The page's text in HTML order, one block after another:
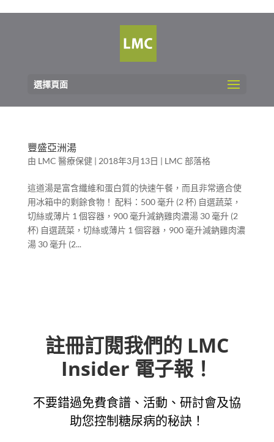
選擇頁面
豐盛亞洲湯
由 LMC 醫療保健| 2018年3月13日 | LMC 部落格
這道湯是富含纖維和蛋白質的快速午餐，而且非常適合使
用冰箱中的剩餘食物！ 配料：500 毫升 (2 杯) 自選蔬菜，
切絲或薄片 1 個容器，900 毫升減鈉雞肉濃湯 30 毫升 (2
杯) 自選蔬菜，切絲或薄片 1 個容器，900 毫升減鈉雞肉濃
湯 30 毫升 (2...
註冊訂閱我們的 LMC
Insider 電子報！
不要錯過免費食譜、活動、研討會及協
助您控制糖尿病的秘訣！